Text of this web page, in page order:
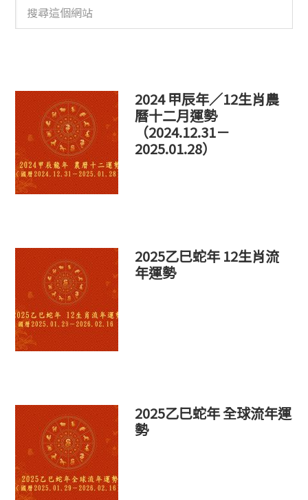
這
2024 甲辰年／12生肖農
曆十二月運勢
（2024.12.31－
2025.01.28）
2025乙巳蛇年 12生肖流
年運勢
2025乙巳蛇年 全球流年運
勢